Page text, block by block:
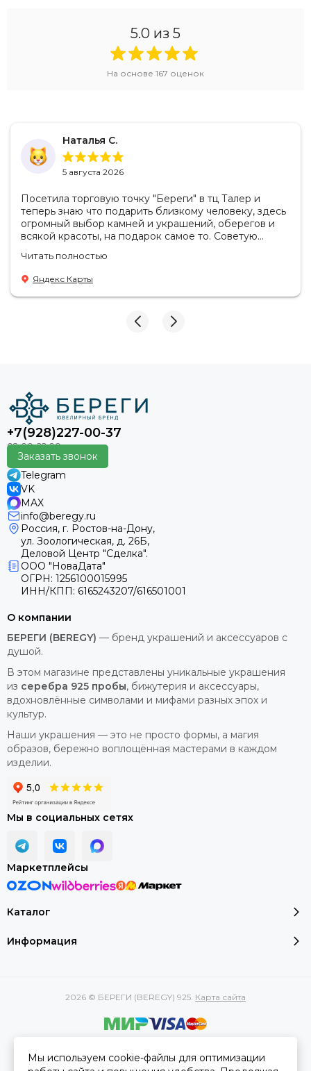
5.0 из 5
На основе 167 оценок
Наталья С.
5 августа 2026
Посетила торговую точку "Береги" в тц Талер и
теперь знаю что подарить близкому человеку, здесь
огромный выбор камней и украшений, оберегов и
всякой красоты, на подарок самое то. Советую
Продавцы-консультанты сориентируют, дадут
подсказки на что обратить внимание . Приветливый
персонал.
Читать полностью
Яндекс Карты
+7(928)227-00-37
Заказать звонок
Telegram
VK
MAX
info@beregy.ru
Россия, г. Ростов-на-Дону,
ул. Зоологическая, д. 26Б,
Деловой Центр "Сделка".
ООО "НоваДата"
ОГРН: 1256100015995
ИНН/КПП: 6165243207/616501001
Каталог
Информация
О компании
БЕРЕГИ (BEREGY) — бренд украшений и аксессуаров с
душой.
В этом магазине представлены уникальные украшения
из серебра 925 пробы, бижутерия и аксессуары,
вдохновлённые символами и мифами разных эпох и
культур.
Наши украшения — это не просто формы, а магия
образов, бережно воплощённая мастерами в каждом
изделии.
Мы в социальных сетях
Маркетплейсы
2026 © БЕРЕГИ (BEREGY) 925. Карта сайта
характеристик, стоимости товаров и услуг, носит
Мы используем cookie-файлы для оптимизации